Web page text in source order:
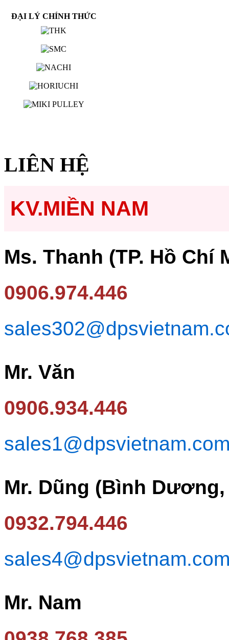
ĐẠI LÝ CHÍNH THỨC
LIÊN HỆ
KV.MIỀN NAM
Ms. Thanh (TP. Hồ Chí
0906.974.446
Mr. Văn
0906.934.446
Mr. Dũng (Bình
0932.794.446
Mr. Nam